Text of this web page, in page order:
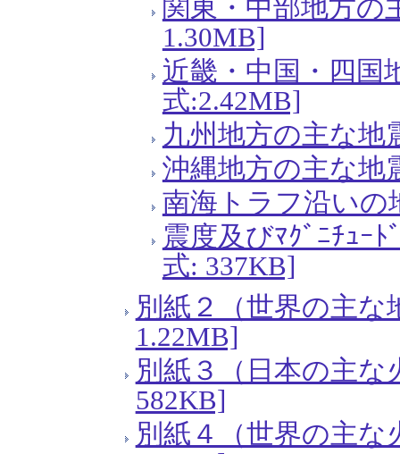
関東・中部地方の
1.30MB]
近畿・中国・四国
式:2.42MB]
九州地方の主な地
沖縄地方の主な地
南海トラフ沿いの
震度及びﾏｸﾞﾆﾁｭｰ
式: 337KB]
別紙２（世界の主な
1.22MB]
別紙３（日本の主な
582KB]
別紙４（世界の主な